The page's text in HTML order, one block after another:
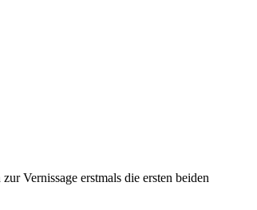
Vernissage erstmals die ersten beiden